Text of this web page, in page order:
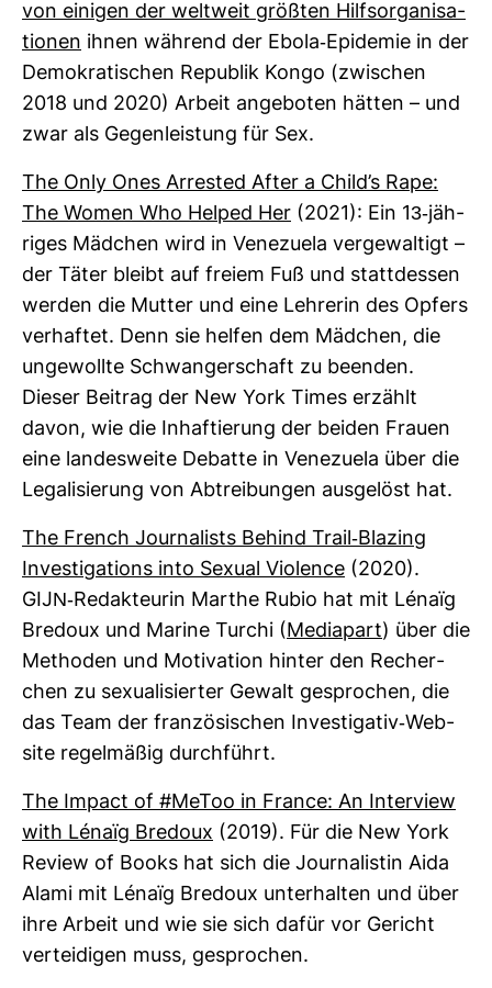
von einigen der welt­weit größten Hilfs­or­ga­ni­sa­
tionen ihnen wäh­rend der Ebola-​Epi­demie in der
Demo­kra­ti­schen Repu­blik Kongo (zwi­schen
2018 und 2020) Arbeit ange­boten hätten – und
zwar als Gegen­leis­tung für Sex.
The Only Ones Arrested After a Child’s Rape:
The Women Who Helped Her (2021): Ein 13-​jäh­
riges Mäd­chen wird in Vene­zuela ver­ge­wal­tigt –
der Täter bleibt auf freiem Fuß und statt­dessen
werden die Mutter und eine Leh­rerin des Opfers
ver­haftet. Denn sie helfen dem Mäd­chen, die
unge­wollte Schwan­ger­schaft zu beenden.
Dieser Bei­trag der New York Times erzählt
davon, wie die Inhaf­tie­rung der beiden Frauen
eine lan­des­weite Debatte in Vene­zuela über die
Lega­li­sie­rung von Abtrei­bungen aus­ge­löst hat.
The French Jour­na­lists Behind Trail-​Bla­zing
Inves­ti­ga­tions into Sexual Vio­lence (2020).
GIJN-​Redak­teurin Marthe Rubio hat mit Lénaïg
Bre­doux und Marine Turchi (Media­part) über die
Methoden und Moti­va­tion hinter den Recher­
chen zu sexua­li­sierter Gewalt gespro­chen, die
das Team der fran­zö­si­schen Inves­ti­gativ-​Web­
site regel­mäßig durch­führt.
The Impact of #MeToo in France: An Inter­view
with Lénaïg Bre­doux (2019). Für die New York
Review of Books hat sich die Jour­na­listin Aida
Alami mit Lénaïg Bre­doux unter­halten und über
ihre Arbeit und wie sie sich dafür vor Gericht
ver­tei­digen muss, gespro­chen.